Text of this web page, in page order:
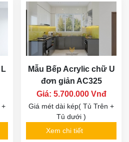
+
Mẫu Bếp Acrylic chữ U
đơn giản AC325
Giá: 5.700.000 Vnđ
Giá mét dài kép( Tủ Trên +
Tủ dưới )
Xem chi tiết